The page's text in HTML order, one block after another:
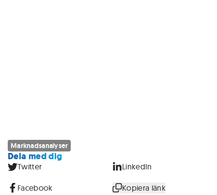
Marknadsanalyser
Dela med dig
Twitter LinkedIn
Facebook Kopiera länk